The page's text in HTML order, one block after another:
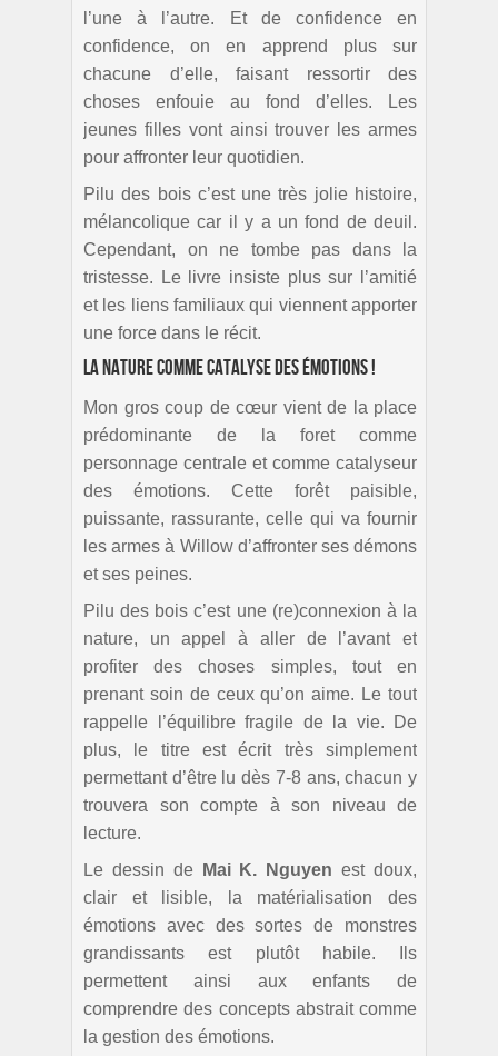
l’une à l’autre. Et de confidence en
confidence, on en apprend plus sur
chacune d’elle, faisant ressortir des
choses enfouie au fond d’elles. Les
jeunes filles vont ainsi trouver les armes
pour affronter leur quotidien.
Pilu des bois c’est une très jolie histoire,
mélancolique car il y a un fond de deuil.
Cependant, on ne tombe pas dans la
tristesse. Le livre insiste plus sur l’amitié
et les liens familiaux qui viennent apporter
une force dans le récit.
La nature comme catalyse des émotions !
Mon gros coup de cœur vient de la place
prédominante de la foret comme
personnage centrale et comme catalyseur
des émotions. Cette forêt paisible,
puissante, rassurante, celle qui va fournir
les armes à Willow d’affronter ses démons
et ses peines.
Pilu des bois c’est une (re)connexion à la
nature, un appel à aller de l’avant et
profiter des choses simples, tout en
prenant soin de ceux qu’on aime. Le tout
rappelle l’équilibre fragile de la vie. De
plus, le titre est écrit très simplement
permettant d’être lu dès 7-8 ans, chacun y
trouvera son compte à son niveau de
lecture.
Le dessin de
Mai K. Nguyen est doux,
clair et lisible, la matérialisation des
émotions avec des sortes de monstres
grandissants est plutôt habile. Ils
permettent ainsi aux enfants de
comprendre des concepts abstrait comme
la gestion des émotions.